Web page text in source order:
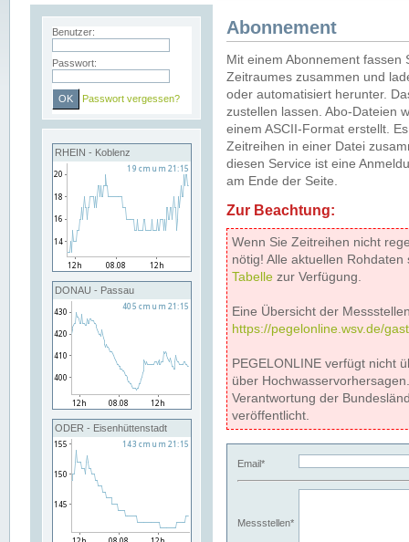
Benutzer:
Passwort:
Passwort vergessen?
RHEIN - Koblenz
DONAU - Passau
ODER - Eisenhüttenstadt
Abonnement
Mit einem Abonnement
Zeitraumes zusammen und
oder automatisiert herunter.
zustellen lassen. Abo-Dateien
einem ASCII-Format erstellt.
Zeitreihen in einer Datei
diesen Service ist eine
am Ende der Seite.
Zur Beachtung:
Wenn Sie Zeitreihen nicht
nötig! Alle aktuellen
Tabelle zur Verfügung.
Eine Übersicht der
https://pegelonline.wsv.de/
PEGELONLINE verfügt nicht
über
Verantwortung der
veröffentlicht.
Email*
Messstellen*